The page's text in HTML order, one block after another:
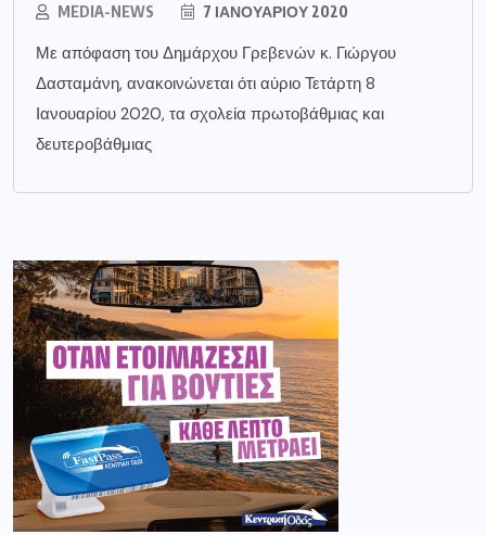
MEDIA-NEWS 7 ΙΑΝΟΥΑΡΊΟΥ 2020
Με απόφαση του Δημάρχου Γρεβενών κ. Γιώργου
Δασταμάνη, ανακοινώνεται ότι αύριο Τετάρτη 8
Ιανουαρίου 2020, τα σχολεία πρωτοβάθμιας και
δευτεροβάθμιας